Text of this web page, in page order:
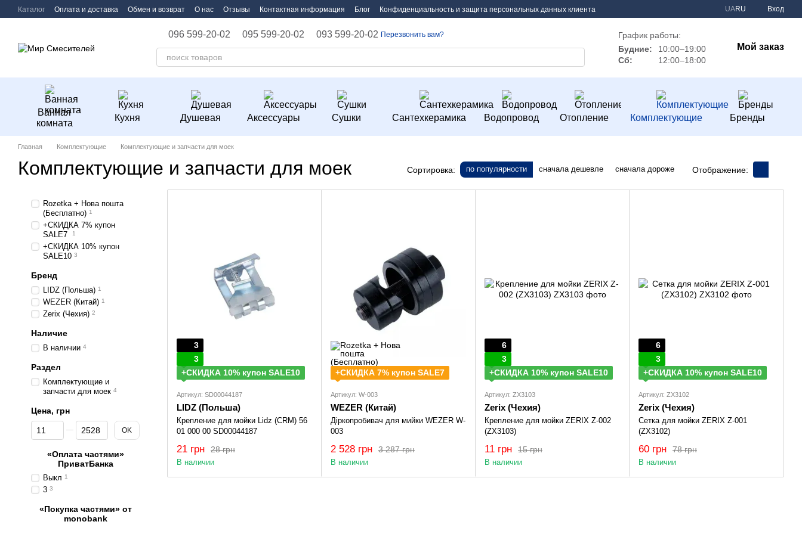
Перейти к основному контенту
Каталог Оплата и доставка Обмен и возврат О нас Отзывы Контактная информация Блог Конфиденциальность и защита персональных данных клиента UARU Вход
096 599-20-02 095 599-20-02 093 599-20-02 Перезвонить вам?
График работы:
Будние:
10:00–19:00
Сб:
12:00–18:00
Мой заказ
Ванная
комната
Кухня Душевая Аксессуары Сушки Сантехкерамика Водопровод Отопление Комплектующие Бренды
Главная Комплектующие Комплектующие и запчасти для моек
Комплектующие и запчасти для моек Сортировка: по популярности сначала дешевле сначала дороже Отображение:
3
3
+СКИДКА 10% купон SALE10
Артикул: SD00044187
LIDZ (Польша)
Крепление для мойки Lidz (CRM) 56
01 000 00 SD00044187
28 грн
21 грн
В наличии
+СКИДКА 7% купон SALE7
Артикул: W-003
WEZER (Китай)
Діркопробивач для мийки WEZER W-
003
3 287 грн
2 528 грн
В наличии
6
3
+СКИДКА 10% купон SALE10
Артикул: ZX3103
Zerix (Чехия)
Крепление для мойки ZERIX Z-002
(ZX3103)
15 грн
11 грн
В наличии
6
3
+СКИДКА 10% купон SALE10
Артикул: ZX3102
Zerix (Чехия)
Сетка для мойки ZERIX Z-001
(ZX3102)
78 грн
60 грн
В наличии
Rozetka + Нова пошта
(Бесплатно) 1
+СКИДКА 7% купон
SALE7
1
+СКИДКА 10% купон
SALE10 3
Бренд
LIDZ (Польша) 1
WEZER (Китай) 1
Zerix (Чехия) 2
Наличие
В наличии 4
Раздел
Комплектующие и
запчасти для моек 4
Цена, грн
От Цена, грн
До Цена, грн OK
«Оплата частями»
ПриватБанка
Выкл 1
3 3
«Покупка частями» от
monobank